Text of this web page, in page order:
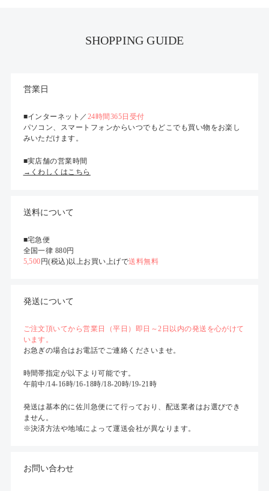
SHOPPING GUIDE
営業日
■インターネット／ 24時間365日受付
パソコン、スマートフォンからいつでもどこでも買い物をお楽し
みいただけます。
■実店舗の営業時間
→くわしくはこちら
送料について
■宅急便
全国一律 880円
5,500円(税込)以上お買い上げで送料無料
発送について
ご注文頂いてから営業日（平日）即日～2日以内の発送を心がけて
います。
お急ぎの場合はお電話でご連絡くださいませ。
時間帯指定が以下より可能です。
午前中/14-16時/16-18時/18-20時/19-21時
発送は基本的に佐川急便にて行っており、配送業者はお選びでき
ません。
※決済方法や地域によって運送会社が異なります。
お問い合わせ